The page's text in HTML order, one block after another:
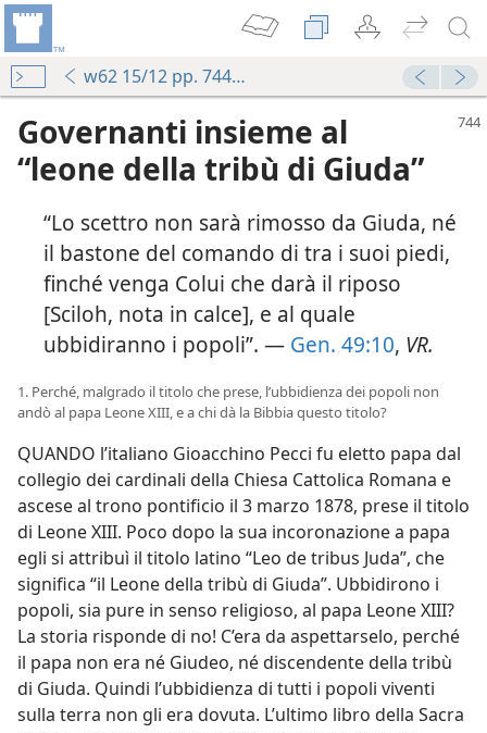
w62 15/12 pp. 744-761
Governanti insieme al
“leone della tribù di Giuda”
“Lo scettro non sarà rimosso da Giuda, né
il bastone del comando di tra i suoi piedi,
finché venga Colui che darà il riposo
[Sciloh, nota in calce], e al quale
ubbidiranno i popoli”. — Gen. 49:10, VR.
1. Perché, malgrado il titolo che prese, l’ubbidienza dei popoli non
andò al papa Leone XIII, e a chi dà la Bibbia questo titolo?
QUANDO l’italiano Gioacchino Pecci fu eletto papa dal
collegio dei cardinali della Chiesa Cattolica Romana e
ascese al trono pontificio il 3 marzo 1878, prese il titolo
di Leone XIII. Poco dopo la sua incoronazione a papa
egli si attribuì il titolo latino “Leo de tribus Juda”, che
significa “il Leone della tribù di Giuda”. Ubbidirono i
popoli, sia pure in senso religioso, al papa Leone XIII?
La storia risponde di no! C’era da aspettarselo, perché
il papa non era né Giudeo, né discendente della tribù
di Giuda. Quindi l’ubbidienza di tutti i popoli viventi
sulla terra non gli era dovuta. L’ultimo libro della Sacra